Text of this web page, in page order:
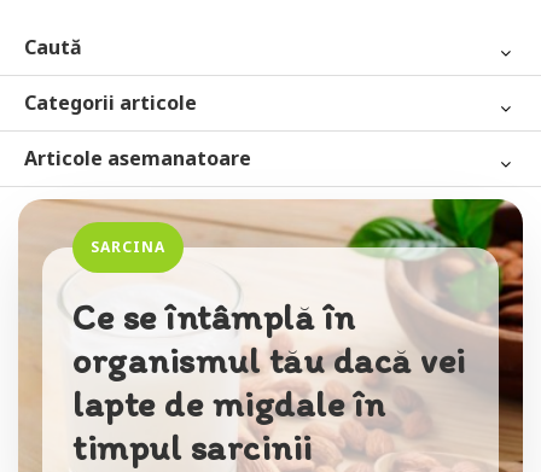
Caută
Categorii articole
Articole asemanatoare
SARCINA
Ce se întâmplă în
organismul tău dacă vei
lapte de migdale în
timpul sarcinii